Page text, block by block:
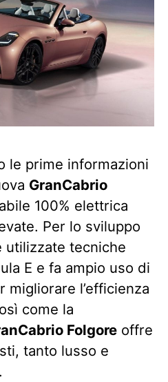
le prime informazioni
GranCabrio
100% elettrica
Per lo sviluppo
utilizzate tecniche
E e fa ampio uso di
migliorare l’efficienza
come la
Folgore offre
tanto lusso e